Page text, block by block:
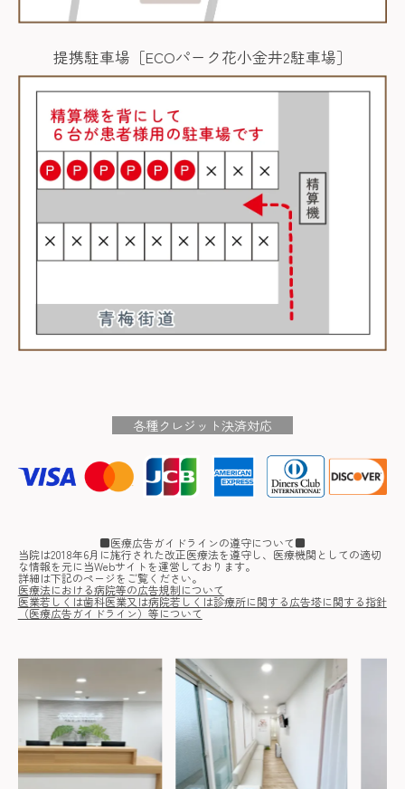
提携駐車場［ECOパーク花小金井2駐車場］
各種クレジット決済対応
■医療広告ガイドラインの遵守について■
当院は2018年6月に施行された改正医療法を遵守し、医療機関としての適切
な情報を元に当Webサイトを運営しております。
詳細は下記のページをご覧ください。
医療法における病院等の広告規制について
医業若しくは歯科医業又は病院若しくは診療所に関する広告塔に関する指針
（医療広告ガイドライン）等について